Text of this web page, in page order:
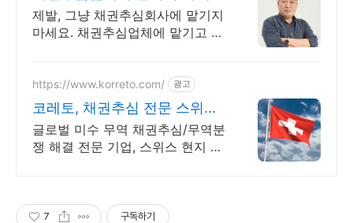
채권추심업체 주의사항
제발, 그냥 채권추심회사에 맡기지
마세요. 채권추심업체에 맡기고 후
https://www.korreto.com/ 광고
코레토, 채권추심 전문 스위스
현지 법인
글로벌 미수 무역 채권추심/무역분
쟁 해결 전문 기업, 스위스 현지 법
7 구독하기